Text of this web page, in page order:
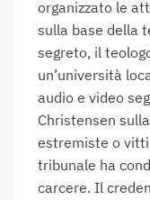
organizzato le
sulla base della
segreto, il
un’università
audio e video
Christensen
estremiste o
tribunale ha
carcere. Il